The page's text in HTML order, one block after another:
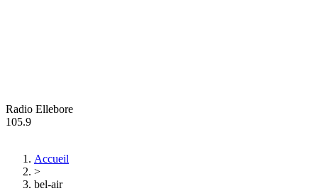
Radio Ellebore
105.9
Accueil
>
bel-air